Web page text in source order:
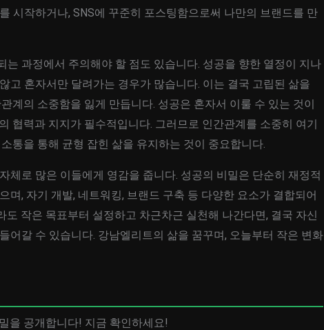
시작하거나, SNS에 꾸준히 포스팅함으로써 나만의 브랜드를 만
는 과정에서 주의해야 할 점도 있습니다. 성공을 향한 열정이 지나
고 혼자서만 달려가는 경우가 많습니다. 이는 결국 고립된 삶을
계의 소중함을 잃게 만듭니다. 성공은 혼자서 이룰 수 있는 것이
협력과 지지가 필수적입니다. 그러므로 인간관계를 소중히 여기
통을 통해 균형 잡힌 삶을 유지하는 것이 중요합니다.
체로 많은 이들에게 영감을 줍니다. 성공의 비밀은 단순히 재정적
며, 자기 개발, 네트워킹, 브랜드 구축 등 다양한 요소가 결합되어
도 작은 목표부터 설정하고 차근차근 실천해 나간다면, 결국 자신
어갈 수 있습니다. 강남엘리트의 삶을 꿈꾸며, 오늘부터 작은 변화
을 공개합니다! 지금 확인하세요!